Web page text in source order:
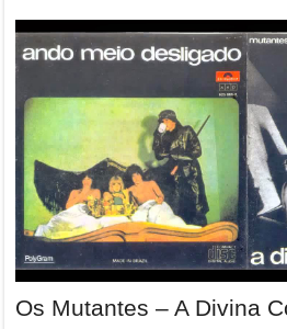
Os Mutantes – A Divina